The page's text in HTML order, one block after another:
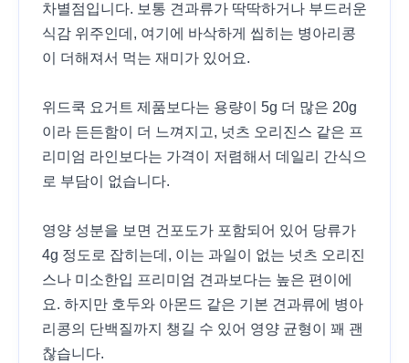
차별점입니다. 보통 견과류가 딱딱하거나 부드러운
식감 위주인데, 여기에 바삭하게 씹히는 병아리콩
이 더해져서 먹는 재미가 있어요.
위드쿡 요거트 제품보다는 용량이 5g 더 많은 20g
이라 든든함이 더 느껴지고, 넛츠 오리진스 같은 프
리미엄 라인보다는 가격이 저렴해서 데일리 간식으
로 부담이 없습니다.
영양 성분을 보면 건포도가 포함되어 있어 당류가
4g 정도로 잡히는데, 이는 과일이 없는 넛츠 오리진
스나 미소한입 프리미엄 견과보다는 높은 편이에
요. 하지만 호두와 아몬드 같은 기본 견과류에 병아
리콩의 단백질까지 챙길 수 있어 영양 균형이 꽤 괜
찮습니다.